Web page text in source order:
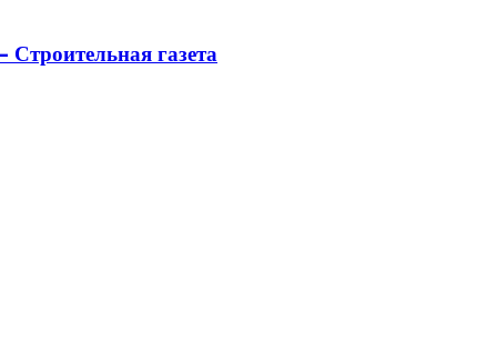
газета